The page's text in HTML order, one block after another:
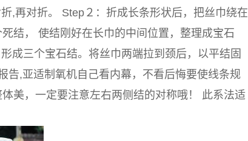
,再对折。 Step２：折成长条形状后，把丝巾绕在
结， 使结刚好在长巾的中间位置，整理成宝石
成三个宝石结。将丝巾两端拉到颈后，以平结固
告,亚适制氧机自己看内幕，不看后悔要使线条规
美，一定要注意左右两侧结的对称哦！ 此系法适